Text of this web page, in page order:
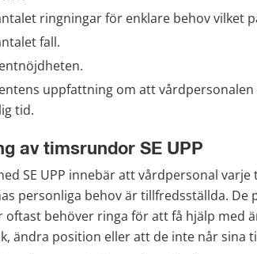
ringningar för enklare behov vilket
fall.​
uppfattning om att
tid.
av timsrundor SE UPP
SE UPP innebär att vårdpersonal
personliga behov är tillfredsställda. De
oftast behöver ringa för att få hjälp med
ändra position eller att de inte når sina